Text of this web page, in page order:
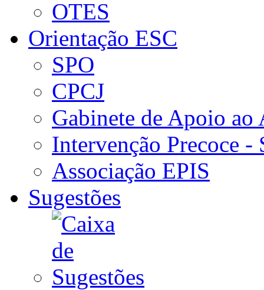
OTES
Orientação ESC
SPO
CPCJ
Gabinete de Apoio ao
Intervenção Precoce -
Associação EPIS
Sugestões